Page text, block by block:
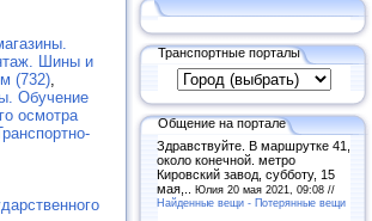
Шины и
(732)
Обучение
осмотра
Транспортные порталы
Общение на портале
Здравствуйте. В маршрутке 41,
около конечной. метро
Кировский завод, субботу, 15
мая,.. Юлия 20 мая 2021, 09:08 //
Найденные вещи - Потерянные вещи